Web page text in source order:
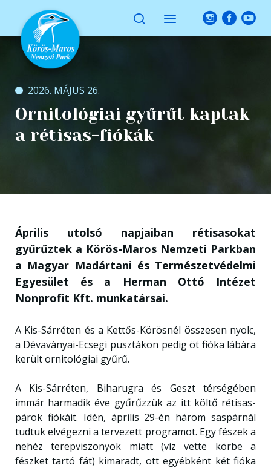
2026. MÁJUS 26.
Ornitológiai gyűrűt kaptak
a rétisas-fiókák
Április utolsó napjaiban rétisasokat
gyűrűztek a Körös-Maros Nemzeti Parkban
a Magyar Madártani és Természetvédelmi
Egyesület és a Herman Ottó Intézet
Nonprofit Kft. munkatársai.
A Kis-Sárréten és a Kettős-Körösnél összesen nyolc,
a Dévaványai-Ecsegi pusztákon pedig öt fióka lábára
került ornitológiai gyűrű.
A Kis-Sárréten, Biharugra és Geszt térségében
immár harmadik éve gyűrűzzük az itt költő rétisas-
párok fiókáit. Idén, április 29-én három saspárnál
tudtuk elvégezni a tervezett programot. Egy fészek a
nehéz terepviszonyok miatt (víz vette körbe a
fészket tartó fát) kimaradt, ott egyébként két fióka